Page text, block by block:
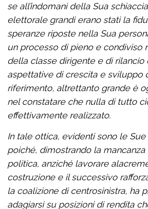
se all’indomani della Sua
elettorale grandi erano stati la
speranze riposte nella Sua
un processo di pieno e condiviso
della classe dirigente e di rilancio
aspettative di crescita e sviluppo
riferimento, altrettanto grande è
nel constatare che nulla di tutto
effettivamente realizzato.
In tale ottica, evidenti sono le
poiché, dimostrando la
politica, anziché lavorare
costruzione e il successivo
la coalizione di centrosinistra, ha
adagiarsi su posizioni di rendita